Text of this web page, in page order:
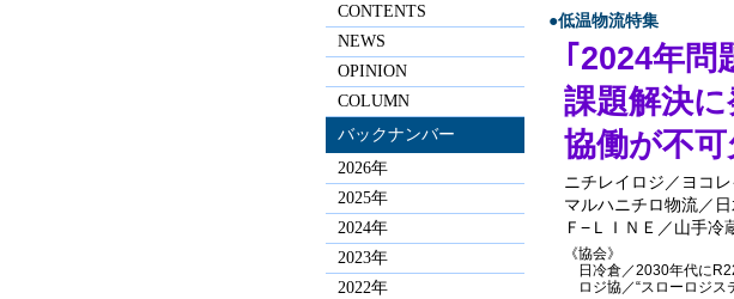
●低温物流特集
｢2024年問
課題解決
協働が不可
ニチレイロジ／ヨコ
マルハニチロ物流／
Ｆ−ＬＩＮＥ／山手冷
《協会》
日冷倉／2030年代に
ロジ協／“スローロジス
CONTENTS
NEWS
OPINION
COLUMN
バックナンバー
2026年
2025年
2024年
2023年
2022年